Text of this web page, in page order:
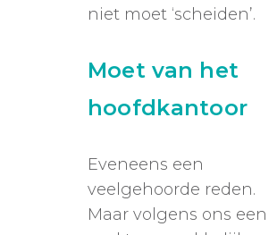
niet moet ‘scheiden’.
Moet van het
hoofdkantoor
Eveneens een
veelgehoorde reden.
Maar volgens ons een